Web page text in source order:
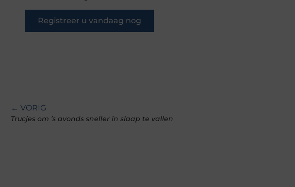
Registreer u vandaag nog
← VORIG
Trucjes om ’s avonds sneller in slaap te vallen